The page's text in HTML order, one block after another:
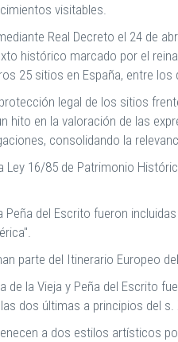
visitables.
Real Decreto el 24 de
histórico marcado por el
25 sitios en España, entre los
legal de los sitios
hito en la valoración de las
consolidando la
Ley 16/85 de Patrimonio
Peña del Escrito fueron
parte del Itinerario Europeo
de la Vieja y Peña del Escrito
dos últimas a principios del s.
a dos estilos artísticos